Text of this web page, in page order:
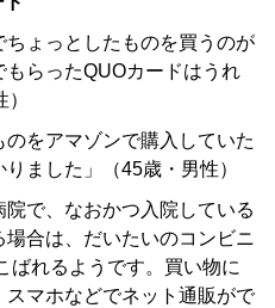
ちょっとしたものを買うのが
らったQUOカードはうれ
のをアマゾンで購入していた
ました」（45歳・男性）
で、なおかつ入院している
合は、だいたいのコンビニ
ばれるようです。買い物に
マホなどでネット通販がで